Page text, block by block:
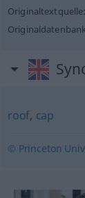
Originaltextquelle:
roof, cap
© Princeton